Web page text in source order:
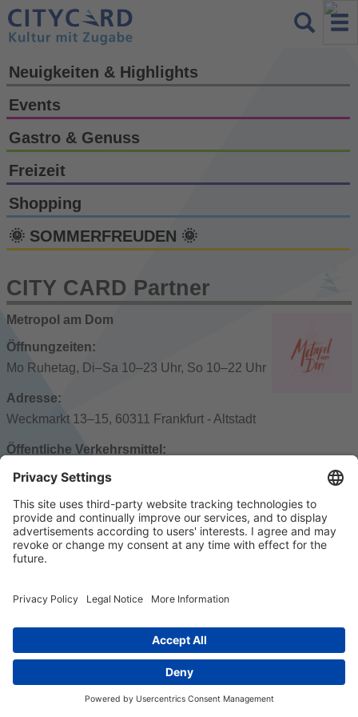
Neuigkeiten & Highlights
Events
Gastro & Genuss
Freizeit
Shopping
🌞 SOMMERFREUDEN 🌞
CITY CARD Partner
Metropol am Dom
Öffnungzeiten:
Mo Ruhetag, Di–Sa 10–23 Uhr, So 10–22 Uhr
Adresse:
Weckmarkt 13–15, 60311 Frankfurt - Altstadt
Öffentliche Verkehrsmittel:
Römer: U4/5, Römer: U4/5
© 2026 k/c/e Marketing GmbH –Impressum